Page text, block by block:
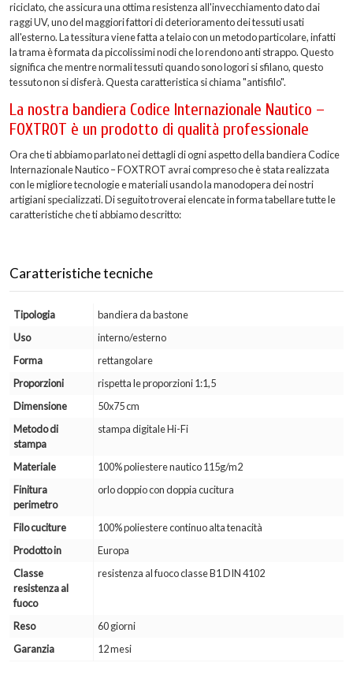
riciclato, che assicura una ottima resistenza all'invecchiamento dato dai
raggi UV, uno del maggiori fattori di deterioramento dei tessuti usati
all'esterno. La tessitura viene fatta a telaio con un metodo particolare, infatti
la trama è formata da piccolissimi nodi che lo rendono anti strappo. Questo
significa che mentre normali tessuti quando sono logori si sfilano, questo
tessuto non si disferà. Questa caratteristica si chiama "antisfilo".
La nostra bandiera Codice Internazionale Nautico –
FOXTROT è un prodotto di qualità professionale
Ora che ti abbiamo parlato nei dettagli di ogni aspetto della bandiera Codice
Internazionale Nautico – FOXTROT avrai compreso che è stata realizzata
con le migliore tecnologie e materiali usando la manodopera dei nostri
artigiani specializzati. Di seguito troverai elencate in forma tabellare tutte le
caratteristiche che ti abbiamo descritto:
Caratteristiche tecniche
Tipologia
bandiera da bastone
Uso
interno/esterno
Forma
rettangolare
Proporzioni
rispetta le proporzioni 1:1,5
Dimensione
50x75 cm
Metodo di
stampa
stampa digitale Hi-Fi
Materiale
100% poliestere nautico 115g/m2
Finitura
perimetro
orlo doppio con doppia cucitura
Filo cuciture
100% poliestere continuo alta tenacità
Prodotto in
Europa
Classe
resistenza al
fuoco
resistenza al fuoco classe B1 DIN 4102
Reso
60 giorni
Garanzia
12 mesi